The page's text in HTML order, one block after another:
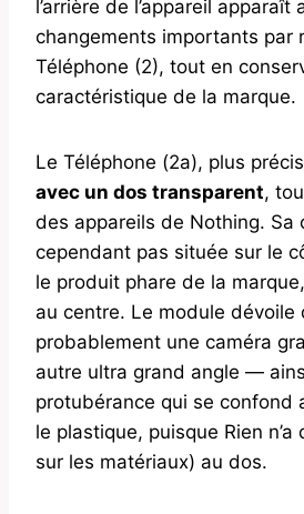
l’arrière de l’appareil apparaît
changements importants par
Téléphone (2), tout en
caractéristique de la marque.
Le Téléphone (2a), plus
avec un dos transparent,
des appareils de Nothing. Sa
cependant pas située sur le
le produit phare de la
au centre. Le module
probablement une caméra
autre ultra grand angle —
protubérance qui se confond
le plastique, puisque Rien
sur les matériaux) au dos.